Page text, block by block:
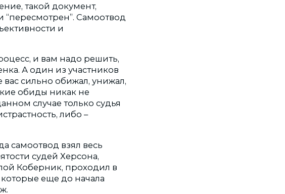
такой документ,
Самоотвод
и
и вам надо решить,
А один из участников
сильно обижал, унижал,
обиды никак не
случае только судья
либо –
самоотвод взял весь
судей Херсона,
Коберник, проходил в
еще до начала